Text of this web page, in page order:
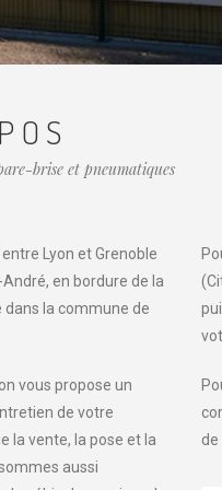
brise et pneumatiques
Lyon et Grenoble
en bordure de la
dans la commune de
vous propose un
de votre
la vente, la pose et la
aussi